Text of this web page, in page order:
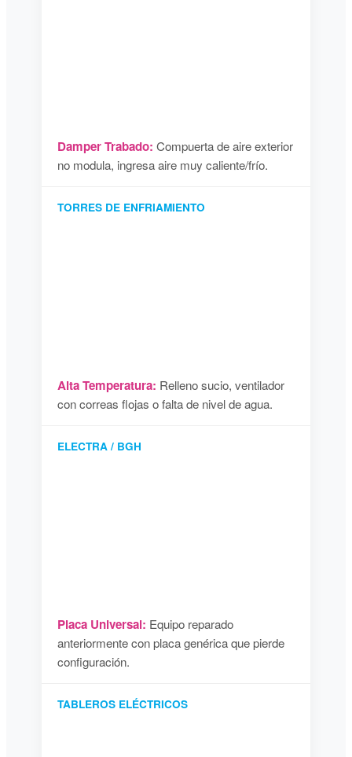
Damper Trabado: Compuerta de aire exterior
no modula, ingresa aire muy caliente/frío.
TORRES DE ENFRIAMIENTO
Alta Temperatura: Relleno sucio, ventilador
con correas flojas o falta de nivel de agua.
ELECTRA / BGH
Placa Universal: Equipo reparado
anteriormente con placa genérica que pierde
configuración.
TABLEROS ELÉCTRICOS